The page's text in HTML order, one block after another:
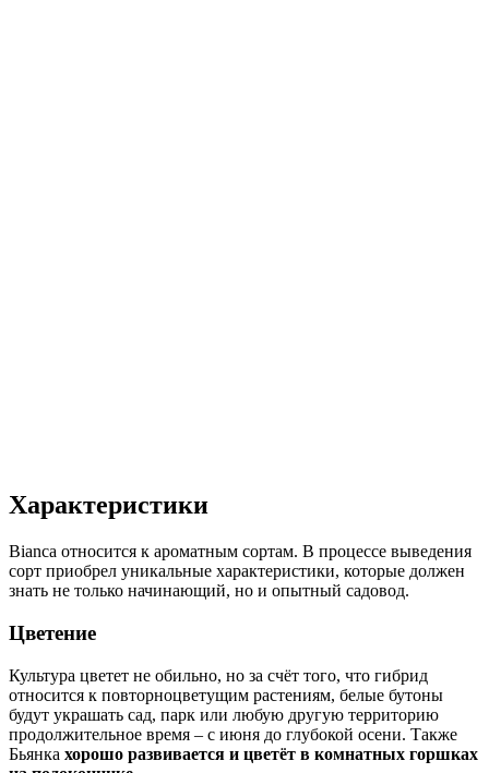
Характеристики
Bianca относится к ароматным сортам. В процессе выведения
сорт приобрел уникальные характеристики, которые должен
знать не только начинающий, но и опытный садовод.
Цветение
Культура цветет не обильно, но за счёт того, что гибрид
относится к повторноцветущим растениям, белые бутоны
будут украшать сад, парк или любую другую территорию
продолжительное время – с июня до глубокой осени. Также
Бьянка хорошо развивается и цветёт в комнатных горшках